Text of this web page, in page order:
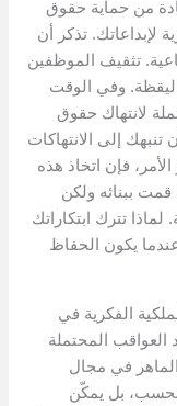
من حماية حقوق
لإبداعاتك. تذكر أن
تثقيف الموظفين
وفي الوقت
لانتهاك حقوق
تنبهك إلى الانتهاكات
فإن اتخاذ هذه
ببنائه ولكن
تترك ابتكاراتك
يكون الحفاظ
الفكرية في
العواقب المحتملة
الماهر في مجال
فحسب، بل يمكّن